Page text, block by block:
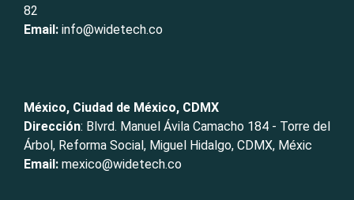
82
Email: info@widetech.co
México, Ciudad de México, CDMX
Dirección: Blvrd. Manuel Ávila Camacho 184 - Torre del
Árbol, Reforma Social, Miguel Hidalgo, CDMX, Méxic
Email: mexico@widetech.co